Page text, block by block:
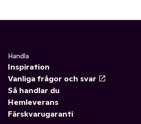
Handla
Inspiration
Vanliga frågor och svar
Så handlar du
Hemleverans
Färskvarugaranti